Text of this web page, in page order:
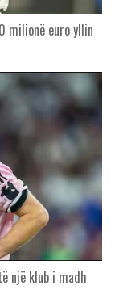
milionë euro yllin
një klub i madh